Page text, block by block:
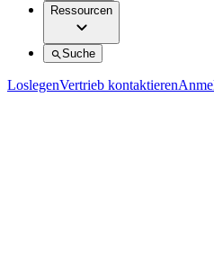
Ressourcen
Suche
LoslegenVertrieb kontaktieren